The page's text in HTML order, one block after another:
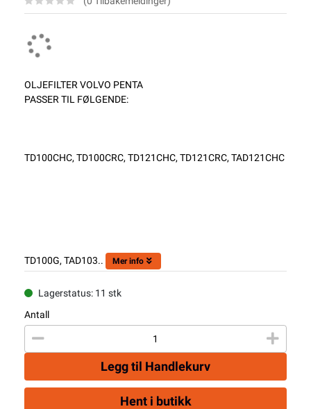
OLJEFILTER VOLVO PENTA
PASSER TIL FØLGENDE:
TD100CHC, TD100CRC, TD121CHC, TD121CRC, TAD121CHC
TD100G, TAD103.. Mer info
Lagerstatus: 11 stk
Antall
Legg til Handlekurv
Hent i butikk